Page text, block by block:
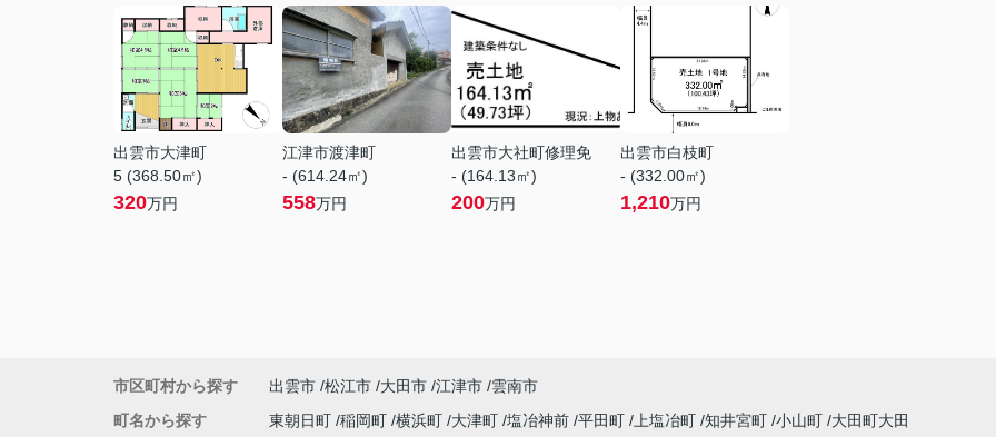
出雲市大津町
5 (368.50㎡)
320万円
江津市渡津町
- (614.24㎡)
558万円
出雲市大社町修理免
- (164.13㎡)
200万円
出雲市白枝町
- (332.00㎡)
1,210万円
市区町村から探す 出雲市 松江市 大田市 江津市 雲南市
町名から探す
東朝日町 稲岡町 横浜町 大津町 塩冶神前 平田町 上塩冶町 知井宮町 小山町 大田町大田